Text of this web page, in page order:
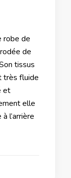
robe de
de
tissus
très fluide
et
elle
l’arrière